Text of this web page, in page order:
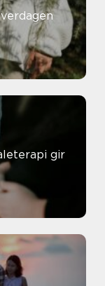
gir